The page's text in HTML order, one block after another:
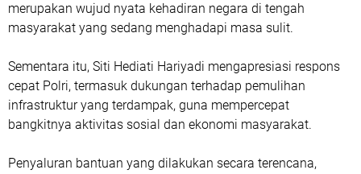
merupakan wujud nyata kehadiran negara di tengah
masyarakat yang sedang menghadapi masa sulit.
Sementara itu, Siti Hediati Hariyadi mengapresiasi respons
cepat Polri, termasuk dukungan terhadap pemulihan
infrastruktur yang terdampak, guna mempercepat
bangkitnya aktivitas sosial dan ekonomi masyarakat.
Penyaluran bantuan yang dilakukan secara terencana,